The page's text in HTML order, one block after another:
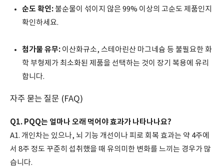
순도 확인:불순물이 섞이지 않은 99% 이상의 고순도 제품인지
확인하세요.
첨가물 유무: 이산화규소, 스테아린산 마그네슘 등 불필요한 화
학 부형제가 최소화된 제품을 선택하는 것이 장기 복용에 유리
합니다.
자주 묻는 질문 (FAQ)
Q1. PQQ는 얼마나 오래 먹어야 효과가 나타나나요?
A1. 개인차는 있으나, 뇌 기능 개선이나 피로 회복 효과는 약 4주에
서 8주 정도 꾸준히 섭취했을 때 유의미한 변화를 느끼는 경우가 많
습니다.